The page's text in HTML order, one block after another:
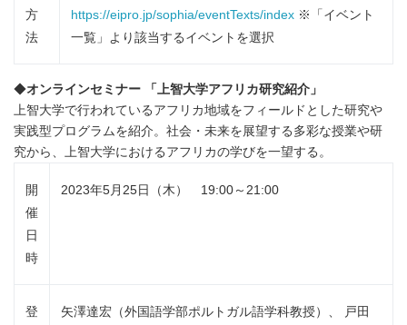
方
法
https://eipro.jp/sophia/eventTexts/index ※「イベント
一覧」より該当するイベントを選択
◆オンラインセミナー 「上智大学アフリカ研究紹介」
上智大学で行われているアフリカ地域をフィールドとした研究や
実践型プログラムを紹介。社会・未来を展望する多彩な授業や研
究から、上智大学におけるアフリカの学びを一望する。
開
催
日
時
2023年5月25日（木） 19:00～21:00
登
矢澤達宏（外国語学部ポルトガル語学科教授）、 戸田